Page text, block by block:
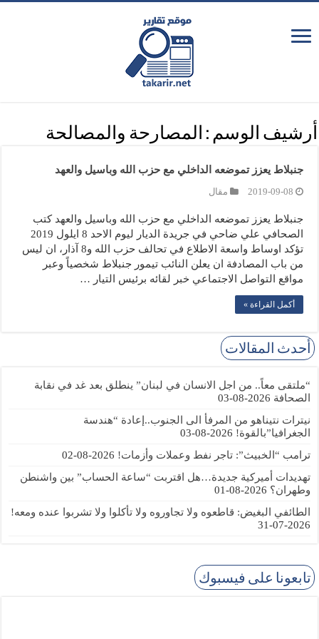
أرشيف الوسم : المصارحة والمصالحة
جنبلاط يعزز تموضعه الداخلي مع حزب الله وباسيل والعهد
2019-09-08 مقال
جنبلاط يعزز تموضعه الداخلي مع حزب الله وباسيل والعهد كتب
الصحافي علي ضاحي في جريدة الديار ليوم الاحد 8 ايلول 2019
تؤكد اوساط واسعة الاطلاع في تحالف حزب الله و8 آذار، ان ليس
من باب المصادفة ان يعلن النائب تيمور جنبلاط شخصياً وعبر
مواقع التواصل الاجتماعي خبر لقائه برئيس التيار …
أكمل القراءة »
أحدث المقالات
“ملتقى معاً.. من اجل الانسان في لبنان” ينطلق بعد غد في نقابة
الصحافة 2026-08-03
نيترات نتيناهو من المرفأ الى الجنوب..إعادة “هندسة
الجغرافيا”بالقوة! 2026-08-03
ترامب “الخبيث”: تاجر نفط وعملات وأزمات! 2026-08-02
تهديدات أميركية جديدة…هل اقتربت “ساعة الحساب” بين واشنطن
وطهران؟ 2026-08-01
الطائفي البغيض: قاطعوه ولا تجاوروه ولا تأكلوا ولا تشربوا عنده ومعه!
2026-07-31
تابعونا على فيسبوك